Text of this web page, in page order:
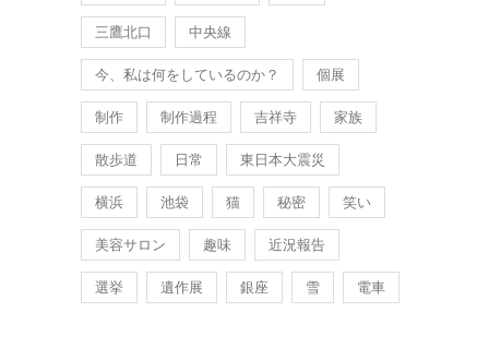
三鷹北口 中央線
今、私は何をしているのか？ 個展
制作 制作過程 吉祥寺 家族
散歩道 日常 東日本大震災
横浜 池袋 猫 秘密 笑い
美容サロン 趣味 近況報告
選挙 遺作展 銀座 雪 電車